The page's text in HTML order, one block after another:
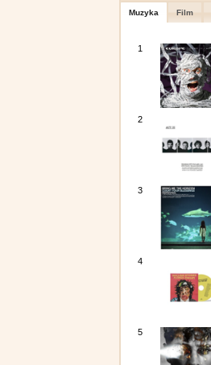
Muzyka Film
1
2
3
4
5